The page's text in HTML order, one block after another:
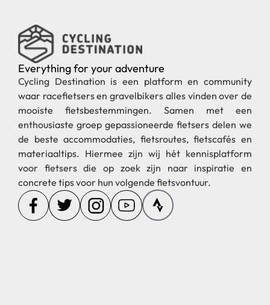
Everything for your adventure
Cycling Destination is een platform en community
waar racefietsers en gravelbikers alles vinden over de
mooiste fietsbestemmingen. Samen met een
enthousiaste groep gepassioneerde fietsers delen we
de beste accommodaties, fietsroutes, fietscafés en
materiaaltips. Hiermee zijn wij hét kennisplatform
voor fietsers die op zoek zijn naar inspiratie en
concrete tips voor hun volgende fietsvontuur.